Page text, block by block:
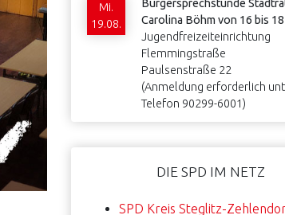
Mi.
19.08.
Bürgersprechstunde
Carolina Böhm von 16 bis
Jugendfreizeiteinrichtung
Flemmingstraße
Paulsenstraße 22
(Anmeldung erforderlich
Telefon 90299-6001)
DIE SPD IM NETZ
SPD Kreis Steglitz-